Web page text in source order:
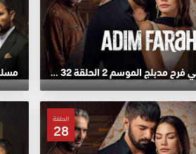
مسلسل اسمي فرح مدبلج الموسم 2 الحلقة 32 HD
الحلقة
28